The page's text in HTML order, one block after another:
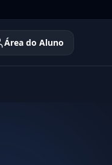
Área do Aluno